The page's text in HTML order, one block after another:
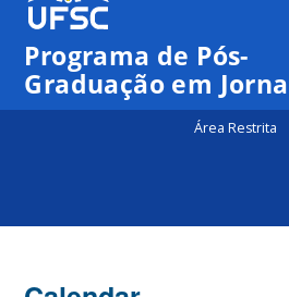
Programa de Pós-
Graduação em
Área Restrita